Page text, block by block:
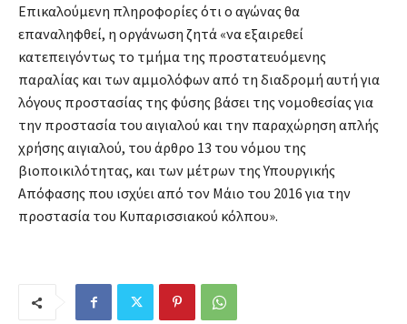
Επικαλούμενη πληροφορίες ότι ο αγώνας θα
επαναληφθεί, η οργάνωση ζητά «να εξαιρεθεί
κατεπειγόντως το τμήμα της προστατευόμενης
παραλίας και των αμμολόφων από τη διαδρομή αυτή για
λόγους προστασίας της φύσης βάσει της νομοθεσίας για
την προστασία του αιγιαλού και την παραχώρηση απλής
χρήσης αιγιαλού, του άρθρο 13 του νόμου της
βιοποικιλότητας, και των μέτρων της Υπουργικής
Απόφασης που ισχύει από τον Μάιο του 2016 για την
προστασία του Κυπαρισσιακού κόλπου».